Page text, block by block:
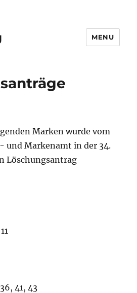
MENU
Marken wurde vom
und Markenamt in der 34.
Löschungsantrag
41, 43